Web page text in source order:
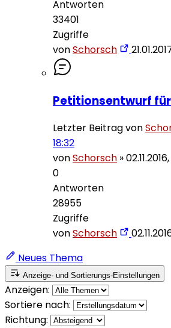
Antworten
33401
Zugriffe
vonSchorsch
Petitionsentwurf
Letzter Beitrag von
18:32
vonSchorsch »
0
Antworten
28955
Zugriffe
vonSchorsch
Neues Thema
Anzeige- und Sortierungs-Einstellungen
Anzeigen:
Sortiere nach:
Richtung: